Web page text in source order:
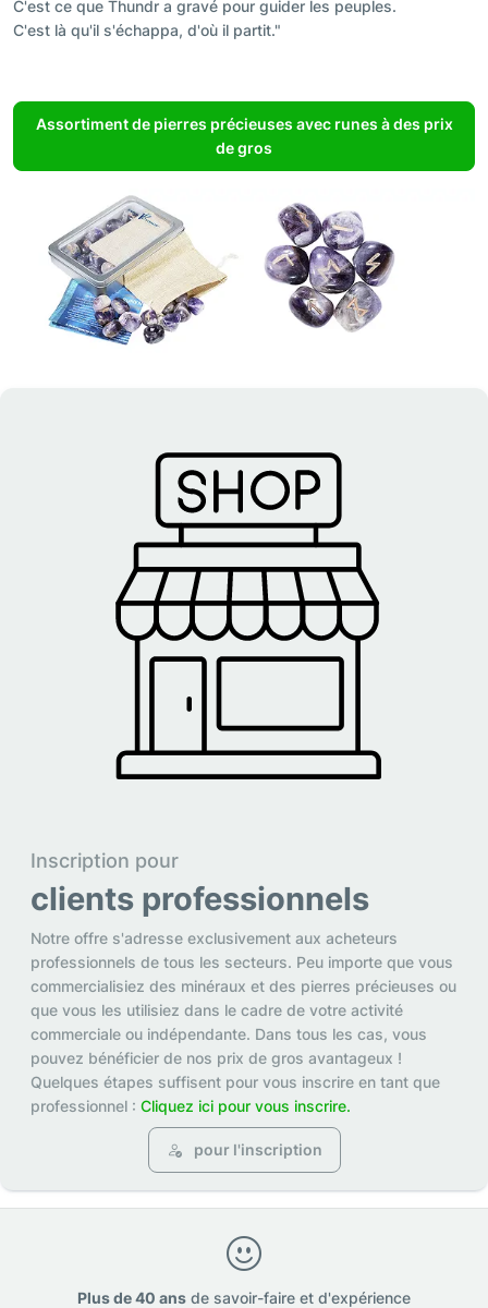
C'est ce que Thundr a gravé pour guider les peuples.
C'est là qu'il s'échappa, d'où il partit."
Assortiment de pierres précieuses avec runes à des prix
de gros
Inscription pour
clients professionnels
Notre offre s'adresse exclusivement aux acheteurs
professionnels de tous les secteurs. Peu importe que vous
commercialisiez des minéraux et des pierres précieuses ou
que vous les utilisiez dans le cadre de votre activité
commerciale ou indépendante. Dans tous les cas, vous
pouvez bénéficier de nos prix de gros avantageux !
Quelques étapes suffisent pour vous inscrire en tant que
professionnel : Cliquez ici pour vous inscrire.
pour l'inscription
Plus de 40 ans de savoir-faire et d'expérience